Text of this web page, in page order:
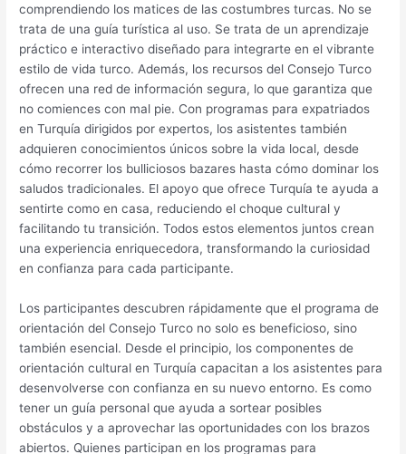
comprendiendo los matices de las costumbres turcas. No se
trata de una guía turística al uso. Se trata de un aprendizaje
práctico e interactivo diseñado para integrarte en el vibrante
estilo de vida turco. Además, los recursos del Consejo Turco
ofrecen una red de información segura, lo que garantiza que
no comiences con mal pie. Con programas para expatriados
en Turquía dirigidos por expertos, los asistentes también
adquieren conocimientos únicos sobre la vida local, desde
cómo recorrer los bulliciosos bazares hasta cómo dominar los
saludos tradicionales. El apoyo que ofrece Turquía te ayuda a
sentirte como en casa, reduciendo el choque cultural y
facilitando tu transición. Todos estos elementos juntos crean
una experiencia enriquecedora, transformando la curiosidad
en confianza para cada participante.
Los participantes descubren rápidamente que el programa de
orientación del Consejo Turco no solo es beneficioso, sino
también esencial. Desde el principio, los componentes de
orientación cultural en Turquía capacitan a los asistentes para
desenvolverse con confianza en su nuevo entorno. Es como
tener un guía personal que ayuda a sortear posibles
obstáculos y a aprovechar las oportunidades con los brazos
abiertos. Quienes participan en los programas para